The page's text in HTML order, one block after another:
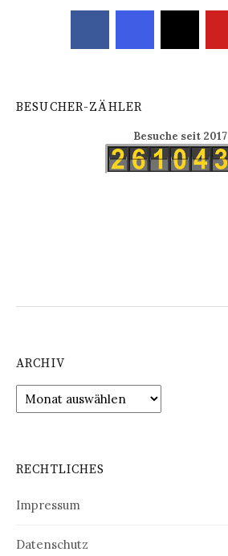
BESUCHER-ZÄHLER
Besuche seit 2017
ARCHIV
Archiv
RECHTLICHES
Impressum
Datenschutz